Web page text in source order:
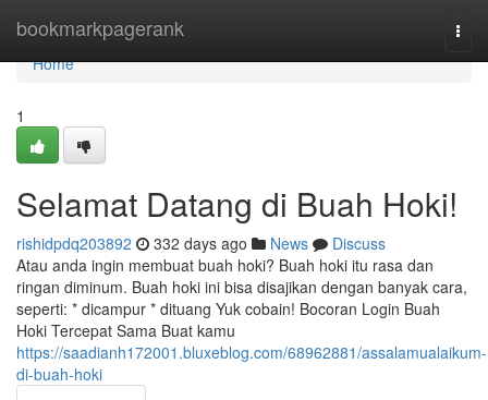
bookmarkpagerank
Home
Home
1
Selamat Datang di Buah Hoki!
rishidpdq203892 332 days ago News
Discuss
Atau anda ingin membuat buah hoki? Buah hoki itu rasa dan
ringan diminum. Buah hoki ini bisa disajikan dengan banyak cara,
seperti: * dicampur * dituang Yuk cobain! Bocoran Login Buah
Hoki Tercepat Sama Buat kamu
https://saadianh172001.bluxeblog.com/68962881/assalamualaikum-
di-buah-hoki